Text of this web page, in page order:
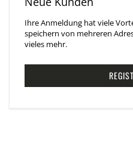
Ihre Anmeldung hat viele
speichern von mehreren
vieles mehr.